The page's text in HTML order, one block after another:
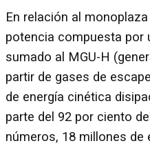
En relación al
potencia compuesta por
sumado al MGU-H
partir de gases de
de energía cinética
parte del 92 por ciento
números, 18 millones de